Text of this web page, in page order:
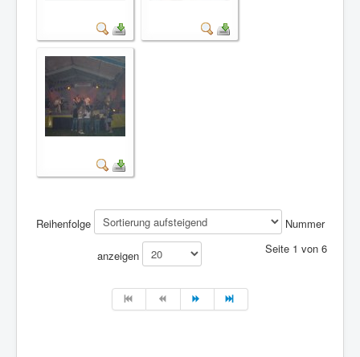
Reihenfolge Nummer
anzeigen Seite 1 von 6